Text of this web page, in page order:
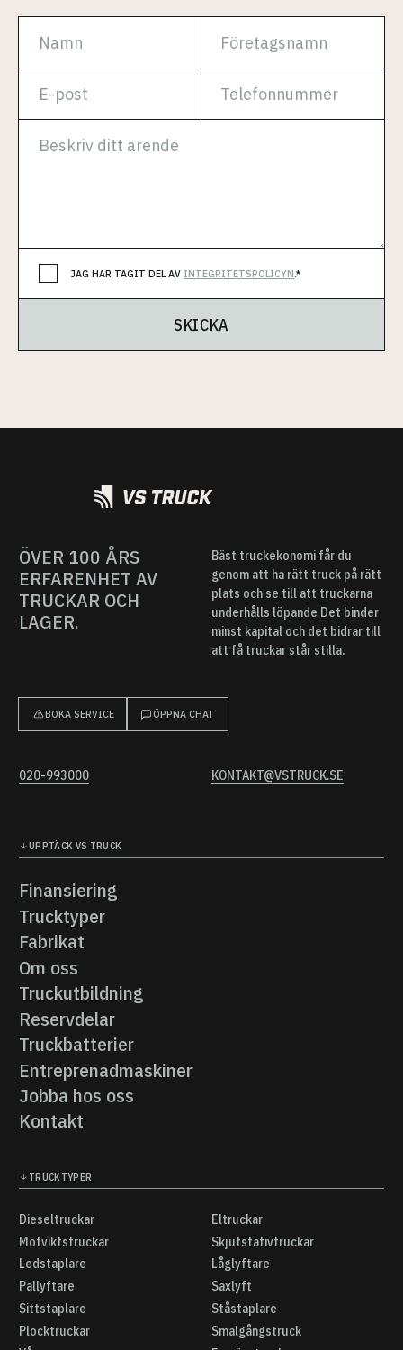
JAG HAR TAGIT DEL AV INTEGRITETSPOLICYN.*
SKICKA
ÖVER 100 ÅRS
ERFARENHET AV
TRUCKAR OCH
LAGER.
Bäst truckekonomi får du
genom att ha rätt truck på rätt
plats och se till att truckarna
underhålls löpande Det binder
minst kapital och det bidrar till
att få truckar står stilla.
BOKA SERVICE ÖPPNA CHAT
020-993000 KONTAKT@VSTRUCK.SE
UPPTÄCK VS TRUCK
Finansiering
Finansiering
Trucktyper
Trucktyper
Fabrikat
Fabrikat
Om oss
Om oss
Truckutbildning
Truckutbildning
Reservdelar
Reservdelar
Truckbatterier
Truckbatterier
Entreprenadmaskiner
Entreprenadmaskiner
Jobba hos oss
Jobba hos oss
Kontakt
TRUCKTYPER
Dieseltruckar
Dieseltruckar
Eltruckar
Eltruckar
Motviktstruckar
Motviktstruckar
Skjutstativtruckar
Skjutstativtruckar
Ledstaplare
Ledstaplare
Låglyftare
Låglyftare
Pallyftare
Pallyftare
Saxlyft
Saxlyft
Sittstaplare
Sittstaplare
Ståstaplare
Ståstaplare
Plocktruckar
Smalgångstruck